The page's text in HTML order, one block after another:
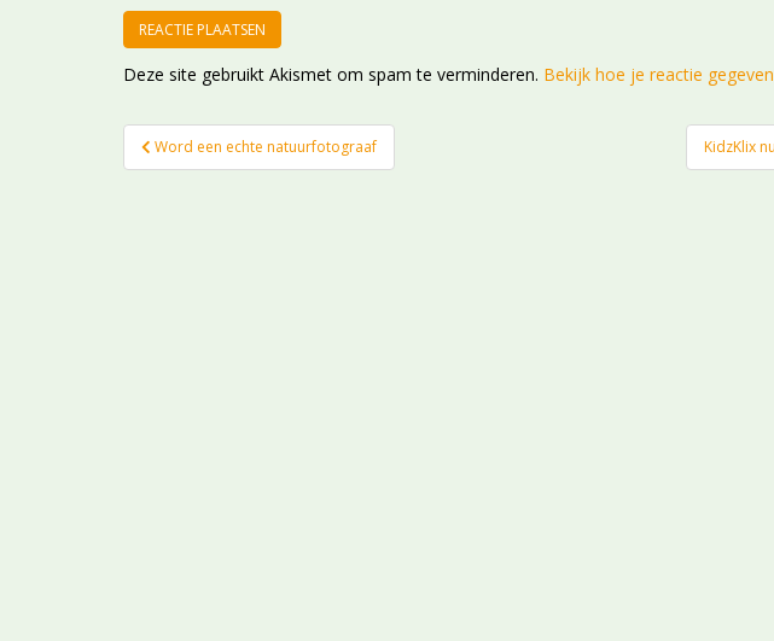
Deze site gebruikt Akismet om spam te verminderen. Bekijk hoe je reactie
Bericht
navigatie
Word een echte natuurfotograaf KidzKlix